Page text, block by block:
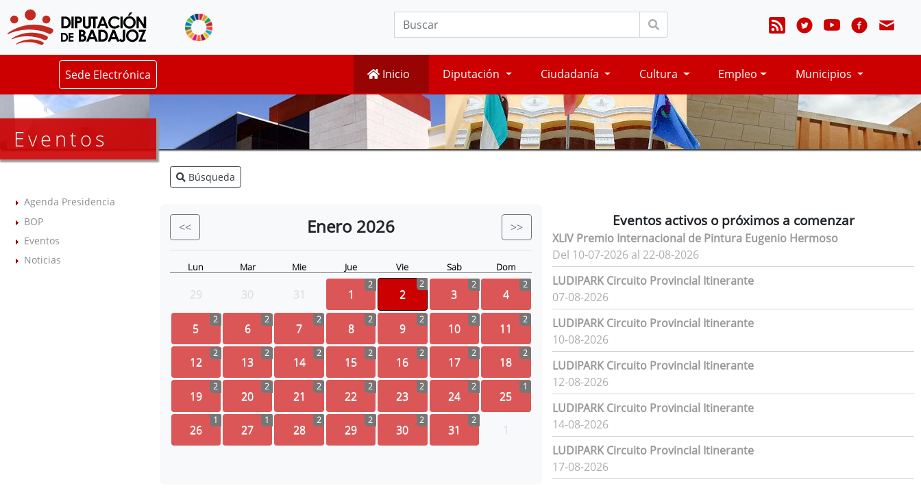
Sede Electrónica Inicio Diputación Ciudadanía Cultura Empleo Municipios
Eventos
Agenda Presidencia
BOP
Eventos
Noticias
Búsqueda
<< Enero 2026 >>
Lun Mar Mie Jue Vie Sab Dom
29 30 31 1
2
2
2
3
2
4
2
5
2
6
2
7
2
8
2
9
2
10
2
11
2
12
2
13
2
14
2
15
2
16
2
17
2
18
2
19
2
20
2
21
2
22
2
23
2
24
2
25
1
26
1
27
1
28
2
29
2
30
2
31
2
1
Eventos activos o próximos a comenzar
XLIV Premio Internacional de Pintura Eugenio Hermoso
Del 10-07-2026 al 22-08-2026
LUDIPARK Circuito Provincial Itinerante
07-08-2026
LUDIPARK Circuito Provincial Itinerante
10-08-2026
LUDIPARK Circuito Provincial Itinerante
12-08-2026
LUDIPARK Circuito Provincial Itinerante
14-08-2026
LUDIPARK Circuito Provincial Itinerante
17-08-2026